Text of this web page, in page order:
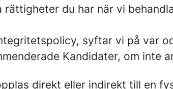
du har när vi
syftar vi på var
Kandidater, om inte
direkt eller indirekt till en